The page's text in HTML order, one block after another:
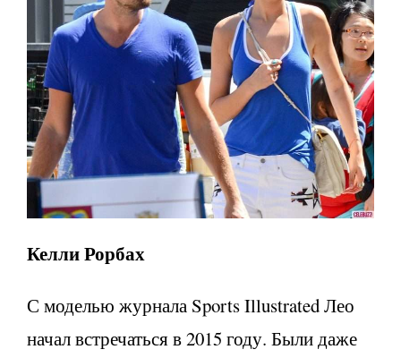
Келли Рорбах
С моделью журнала Sports Illustrated Лео
начал встречаться в 2015 году. Были даже